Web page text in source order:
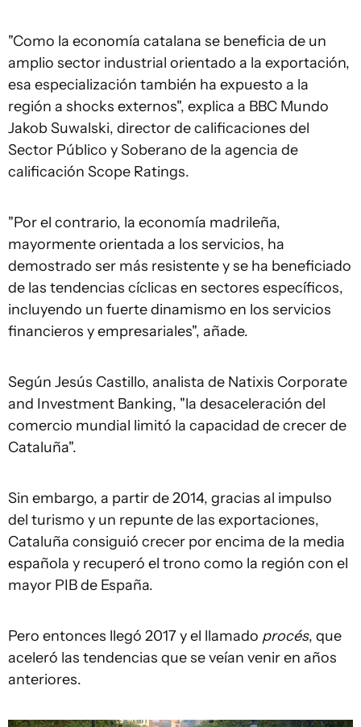
"Como la economía catalana se beneficia de un
amplio sector industrial orientado a la exportación,
esa especialización también ha expuesto a la
región a shocks externos", explica a BBC Mundo
Jakob Suwalski, director de calificaciones del
Sector Público y Soberano de la agencia de
calificación Scope Ratings.
"Por el contrario, la economía madrileña,
mayormente orientada a los servicios, ha
demostrado ser más resistente y se ha beneficiado
de las tendencias cíclicas en sectores específicos,
incluyendo un fuerte dinamismo en los servicios
financieros y empresariales", añade.
Según Jesús Castillo, analista de Natixis Corporate
and Investment Banking, "la desaceleración del
comercio mundial limitó la capacidad de crecer de
Cataluña".
Sin embargo, a partir de 2014, gracias al impulso
del turismo y un repunte de las exportaciones,
Cataluña consiguió crecer por encima de la media
española y recuperó el trono como la región con el
mayor PIB de España.
Pero entonces llegó 2017 y el llamado procés, que
aceleró las tendencias que se veían venir en años
anteriores.